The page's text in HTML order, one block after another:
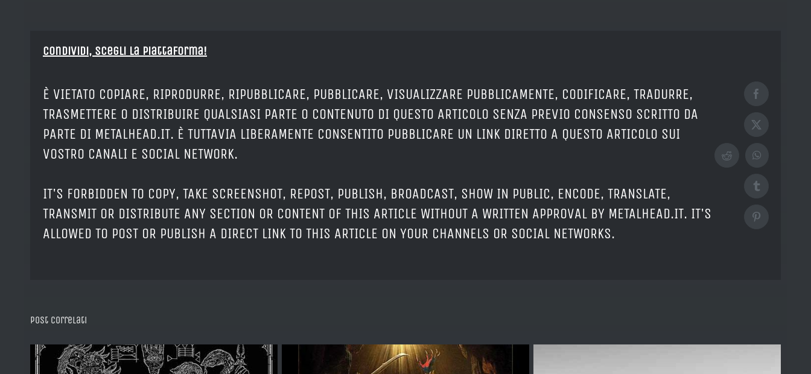
Condividi, Scegli la piattaforma!
È VIETATO COPIARE, RIPRODURRE, RIPUBBLICARE, PUBBLICARE, VISUALIZZARE PUBBLICAMENTE, CODIFICARE, TRADURRE,
TRASMETTERE O DISTRIBUIRE QUALSIASI PARTE O CONTENUTO DI QUESTO ARTICOLO SENZA PREVIO CONSENSO SCRITTO DA
PARTE DI METALHEAD.IT. È TUTTAVIA LIBERAMENTE CONSENTITO PUBBLICARE UN LINK DIRETTO A QUESTO ARTICOLO SUI
VOSTRO CANALI E SOCIAL NETWORK.
IT'S FORBIDDEN TO COPY, TAKE SCREENSHOT, REPOST, PUBLISH, BROADCAST, SHOW IN PUBLIC, ENCODE, TRANSLATE,
TRANSMIT OR DISTRIBUTE ANY SECTION OR CONTENT OF THIS ARTICLE WITHOUT A WRITTEN APPROVAL BY METALHEAD.IT. IT'S
ALLOWED TO POST OR PUBLISH A DIRECT LINK TO THIS ARTICLE ON YOUR CHANNELS OR SOCIAL NETWORKS.
Facebook
X
RedditWhatsApp
Tumblr
Pinterest
Post correlati